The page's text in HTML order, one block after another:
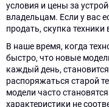
условия и цены за
владельцам. Если у вас
продать, скупка
В наше время, когда
быстро, что новые
каждый день,
распоряжаться старой
модели часто
характеристики не